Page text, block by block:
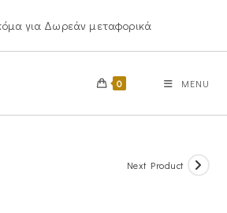
για Δωρεάν μεταφορικά
0 MENU
Next Product